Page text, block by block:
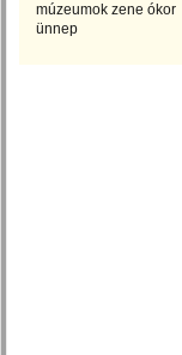
múzeumok zene ókor
ünnep